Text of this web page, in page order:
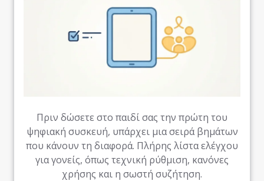
Πριν δώσετε στο παιδί σας την πρώτη του
ψηφιακή συσκευή, υπάρχει μια σειρά βημάτων
που κάνουν τη διαφορά. Πλήρης λίστα ελέγχου
για γονείς, όπως τεχνική ρύθμιση, κανόνες
χρήσης και η σωστή συζήτηση.